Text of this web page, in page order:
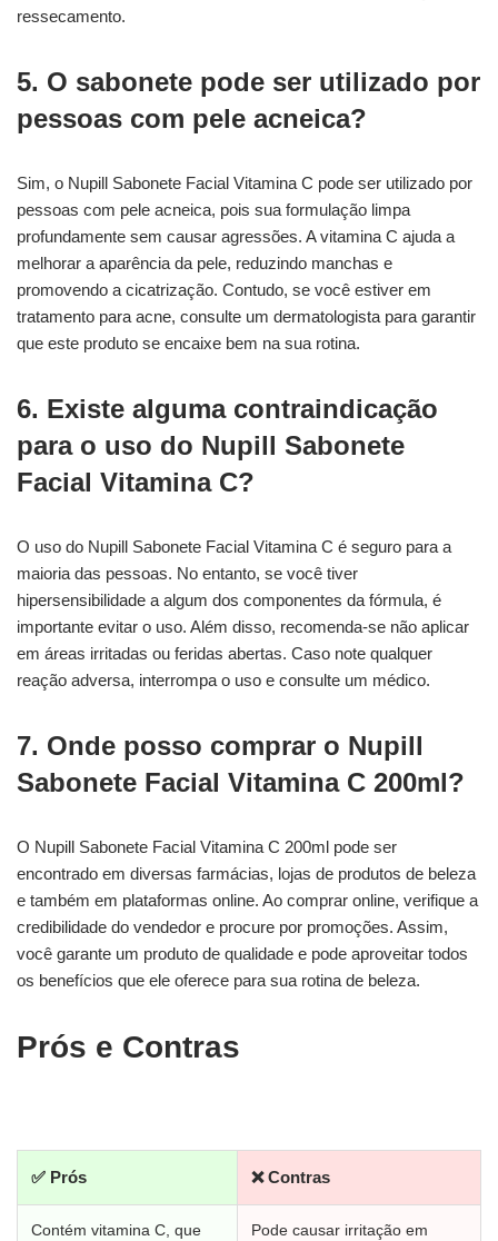
ressecamento.
5. O sabonete pode ser utilizado por
pessoas com pele acneica?
Sim, o Nupill Sabonete Facial Vitamina C pode ser utilizado por
pessoas com pele acneica, pois sua formulação limpa
profundamente sem causar agressões. A vitamina C ajuda a
melhorar a aparência da pele, reduzindo manchas e
promovendo a cicatrização. Contudo, se você estiver em
tratamento para acne, consulte um dermatologista para garantir
que este produto se encaixe bem na sua rotina.
6. Existe alguma contraindicação
para o uso do Nupill Sabonete
Facial Vitamina C?
O uso do Nupill Sabonete Facial Vitamina C é seguro para a
maioria das pessoas. No entanto, se você tiver
hipersensibilidade a algum dos componentes da fórmula, é
importante evitar o uso. Além disso, recomenda-se não aplicar
em áreas irritadas ou feridas abertas. Caso note qualquer
reação adversa, interrompa o uso e consulte um médico.
7. Onde posso comprar o Nupill
Sabonete Facial Vitamina C 200ml?
O Nupill Sabonete Facial Vitamina C 200ml pode ser
encontrado em diversas farmácias, lojas de produtos de beleza
e também em plataformas online. Ao comprar online, verifique a
credibilidade do vendedor e procure por promoções. Assim,
você garante um produto de qualidade e pode aproveitar todos
os benefícios que ele oferece para sua rotina de beleza.
Prós e Contras
✅ Prós ❌ Contras
Contém vitamina C, que Pode causar irritação em